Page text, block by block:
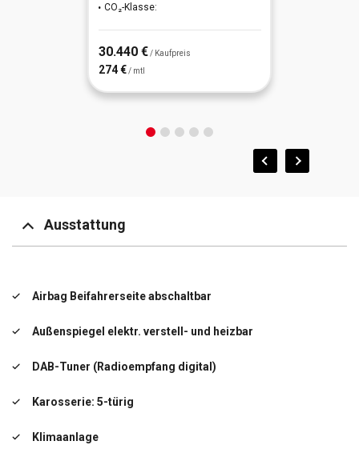
CO₂-Klasse:
30.440 € / Kaufpreis
274 € / mtl
Ausstattung
Airbag Beifahrerseite abschaltbar
Außenspiegel elektr. verstell- und heizbar
DAB-Tuner (Radioempfang digital)
Karosserie: 5-türig
Klimaanlage